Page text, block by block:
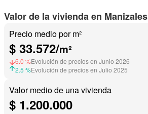
Valor de la vivienda en Manizales
Precio medio por m²
$ 33.572/m²
6.0 %Evolución de precios en Junio 2026
2.5 %Evolución de precios en Julio 2025
Valor medio de una vivienda
$ 1.200.000